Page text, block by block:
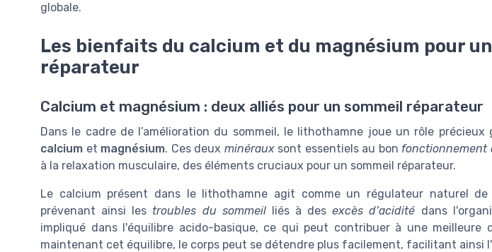
globale.
Les bienfaits du calcium et du magnésium pour
réparateur
Calcium et magnésium : deux alliés pour un sommeil réparateur
Dans le cadre de l’amélioration du sommeil, le lithothamne joue un rôle précieux
calcium et magnésium. Ces deux minérauxsont essentiels au bon fonctionnement
à la relaxation musculaire, des éléments cruciaux pour un sommeil réparateur.
Le calcium présent dans le lithothamne agit comme un régulateur naturel de
prévenant ainsi les troubles du sommeilliés à desexcès d’acidité dans
impliqué dans l'équilibre acido-basique, ce qui peut contribuer à une meilleure
maintenant cet équilibre, le corps peut se détendre plus facilement, facilitant ainsi